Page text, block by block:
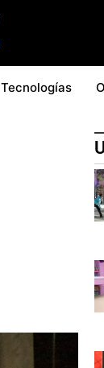
Tecnologías